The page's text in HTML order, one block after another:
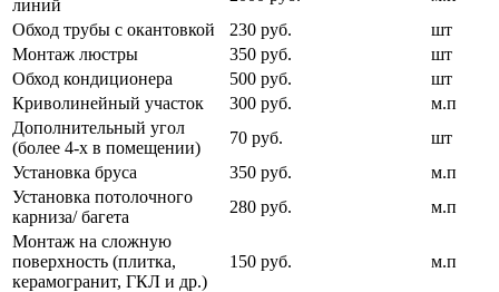
линий
Обход трубы с окантовкой
230 руб.
шт
Монтаж люстры
350 руб.
шт
Обход кондиционера
500 руб.
шт
Криволинейный участок
300 руб.
м.п
Дополнительный угол
(более 4-х в помещении)
70 руб.
шт
Установка бруса
350 руб.
м.п
Установка потолочного
карниза/ багета
280 руб.
м.п
Монтаж на сложную
поверхность (плитка,
керамогранит, ГКЛ и др.)
150 руб. м.п